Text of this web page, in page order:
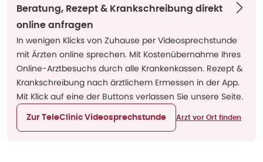
Beratung, Rezept & Krankschreibung direkt
online anfragen
In wenigen Klicks von Zuhause per Videosprechstunde
mit Ärzten online sprechen. Mit Kostenübernahme Ihres
Online-Arztbesuchs durch alle Krankenkassen. Rezept &
Krankschreibung nach ärztlichem Ermessen in der App.
Mit Klick auf eine der Buttons verlassen Sie unsere Seite.
Zur TeleClinic Videosprechstunde Arzt vor Ort finden